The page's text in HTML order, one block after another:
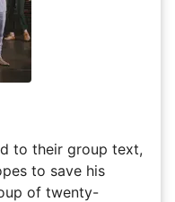
to their group text,
to save his
of twenty-